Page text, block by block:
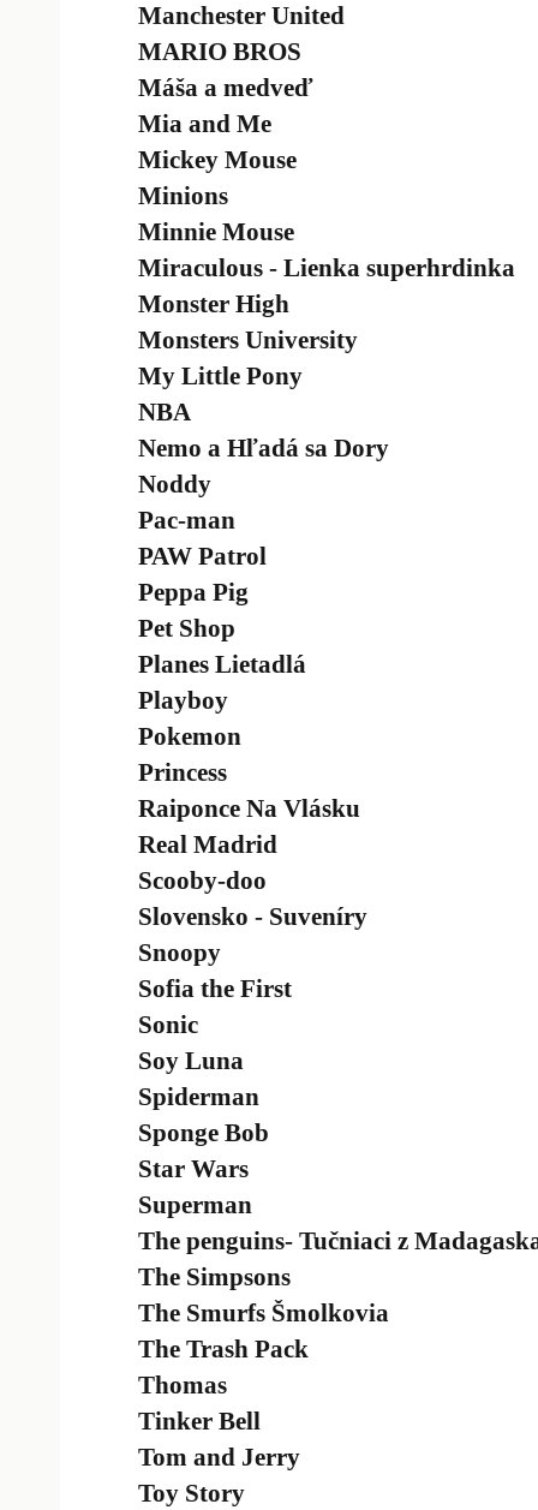
Manchester United
MARIO BROS
Máša a medveď
Mia and Me
Mickey Mouse
Minions
Minnie Mouse
Miraculous - Lienka superhrdinka
Monster High
Monsters University
My Little Pony
NBA
Nemo a Hľadá sa Dory
Noddy
Pac-man
PAW Patrol
Peppa Pig
Pet Shop
Planes Lietadlá
Playboy
Pokemon
Princess
Raiponce Na Vlásku
Real Madrid
Scooby-doo
Slovensko - Suveníry
Snoopy
Sofia the First
Sonic
Soy Luna
Spiderman
Sponge Bob
Star Wars
Superman
The penguins- Tučniaci z
The Simpsons
The Smurfs Šmolkovia
The Trash Pack
Thomas
Tinker Bell
Tom and Jerry
Toy Story